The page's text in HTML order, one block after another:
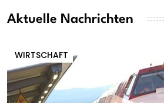
Aktuelle Nachrichten
WIRTSCHAFT